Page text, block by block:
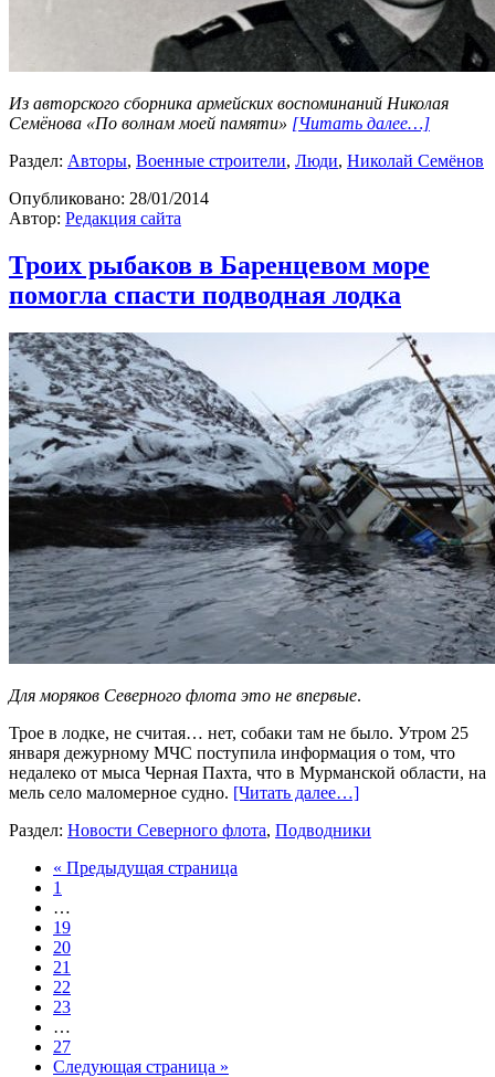
Из авторского сборника армейских воспоминаний Николая
Семёнова «По волнам моей памяти» [Читать далее…]
Раздел: Авторы, Военные строители, Люди, Николай Семёнов
Опубликовано: 28/01/2014
Автор: Редакция сайта
Троих рыбаков в Баренцевом море
помогла спасти подводная лодка
Для моряков Северного флота это не впервые.
Трое в лодке, не считая… нет, собаки там не было. Утром 25
января дежурному МЧС поступила информация о том, что
недалеко от мыса Черная Пахта, что в Мурманской области, на
мель село маломерное судно. [Читать далее…]
Раздел: Новости Северного флота, Подводники
« Предыдущая страница
1
…
19
20
21
22
23
…
27
Следующая страница »